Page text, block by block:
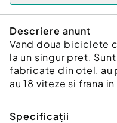
Descriere anunt
Vand doua biciclete
la un singur pret.
fabricate din otel, au
au 18 viteze si frana in
Specificații